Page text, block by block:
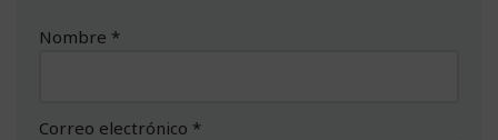
Nombre *
Correo electrónico *